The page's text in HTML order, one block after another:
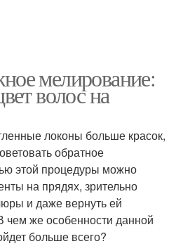
мелирование:
волос на
локоны больше красок,
обратное
этой процедуры можно
на прядях, зрительно
и даже вернуть ей
чем же особенности данной
больше всего?